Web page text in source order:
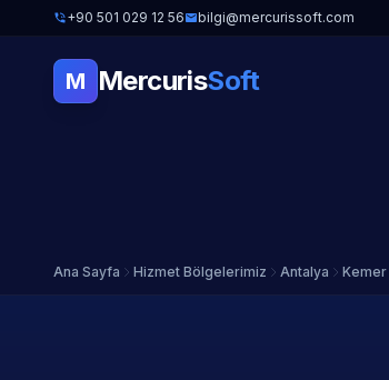
+90 501 029 12 56 bilgi@mercurissoft.com
M MercurisSoft
Ana Sayfa Hizmet Bölgelerimiz Antalya Kemer